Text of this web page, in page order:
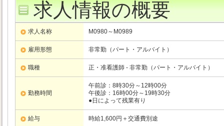
求人情報の概要
求人名称 M0980～M0989
雇用形態 非常勤（パート・アルバイト）
職種 正・准看護師 - 非常勤（パート・アルバイト）
勤務時間
午前診：8時30分～12時00分
午後診：16時00分～19時30分
●日によって残業有り
給与 時給1,600円＋交通費別途